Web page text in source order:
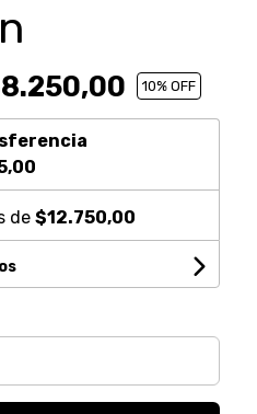
10% OFF
de $12.750,00